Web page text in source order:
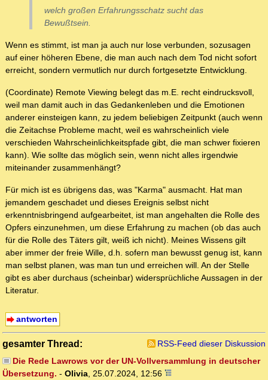
welch großen Erfahrungsschatz sucht das
Bewußtsein.
Wenn es stimmt, ist man ja auch nur lose verbunden, sozusagen
auf einer höheren Ebene, die man auch nach dem Tod nicht sofort
erreicht, sondern vermutlich nur durch fortgesetzte Entwicklung.
(Coordinate) Remote Viewing belegt das m.E. recht eindrucksvoll,
weil man damit auch in das Gedankenleben und die Emotionen
anderer einsteigen kann, zu jedem beliebigen Zeitpunkt (auch wenn
die Zeitachse Probleme macht, weil es wahrscheinlich viele
verschieden Wahrscheinlichkeitspfade gibt, die man schwer fixieren
kann). Wie sollte das möglich sein, wenn nicht alles irgendwie
miteinander zusammenhängt?
Für mich ist es übrigens das, was "Karma" ausmacht. Hat man
jemandem geschadet und dieses Ereignis selbst nicht
erkenntnisbringend aufgearbeitet, ist man angehalten die Rolle des
Opfers einzunehmen, um diese Erfahrung zu machen (ob das auch
für die Rolle des Täters gilt, weiß ich nicht). Meines Wissens gilt
aber immer der freie Wille, d.h. sofern man bewusst genug ist, kann
man selbst planen, was man tun und erreichen will. An der Stelle
gibt es aber durchaus (scheinbar) widersprüchliche Aussagen in der
Literatur.
antworten
gesamter Thread:
RSS-Feed dieser Diskussion
Die Rede Lawrows vor der UN-Vollversammlung in deutscher
Übersetzung. - Olivia, 25.07.2024, 12:56